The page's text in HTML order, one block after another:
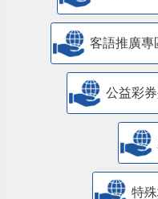
客語推廣專
公益彩
特